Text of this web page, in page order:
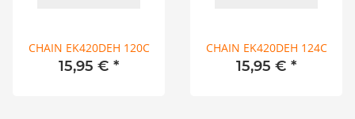
CHAIN EK420DEH 120C
15,95 € *
CHAIN EK420DEH 124C
15,95 € *